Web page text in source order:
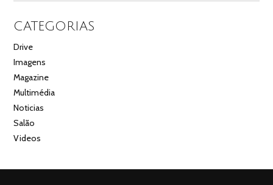
CATEGORIAS
Drive
Imagens
Magazine
Multimédia
Noticias
Salão
Videos